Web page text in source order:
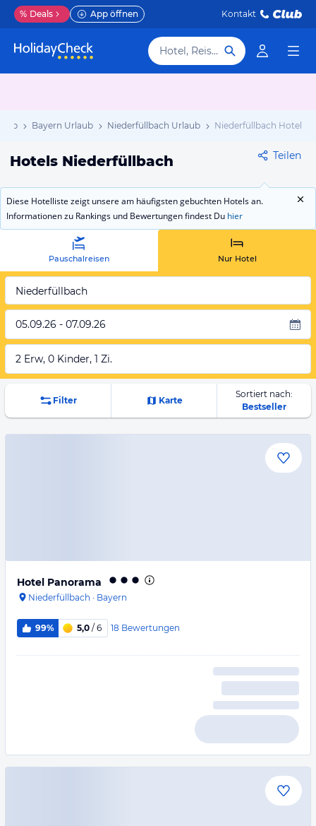
% Deals App öffnen Kontakt
Hotel, Reiseziel
Bayern Urlaub Niederfüllbach Urlaub Niederfüllbach Hotels
Hotels Niederfüllbach Teilen
Diese Hotelliste zeigt unsere am häufigsten gebuchten Hotels an.
Informationen zu Rankings und Bewertungen findest Du hier
Pauschalreisen Nur Hotel
Niederfüllbach
05.09.26 - 07.09.26
2 Erw, 0 Kinder, 1 Zi.
Filter Karte
Sortiert nach:
Bestseller
Hotel Panorama
Niederfüllbach · Bayern
99% 5,0 / 6 18 Bewertungen